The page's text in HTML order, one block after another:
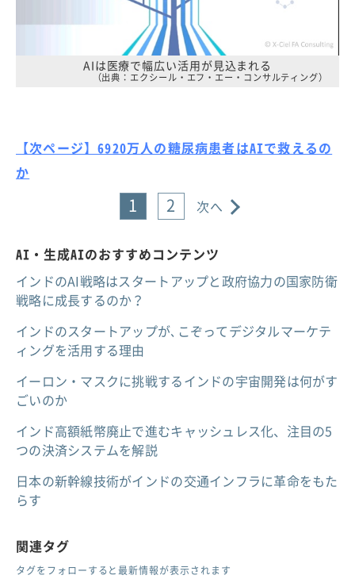
AIは医療で幅広い活用が見込まれる
（出典：エクシール・エフ・エー・コンサルティング）
【次ページ】6920万人の糖尿病患者はAIで救えるの
か
1 2 次へ
AI・生成AIのおすすめコンテンツ
インドのAI戦略はスタートアップと政府協力の国家防衛
戦略に成長するのか？
インドのスタートアップが､こぞってデジタルマーケテ
ィングを活用する理由
イーロン・マスクに挑戦するインドの宇宙開発は何がす
ごいのか
インド高額紙幣廃止で進むキャッシュレス化、注目の5
つの決済システムを解説
日本の新幹線技術がインドの交通インフラに革命をもた
らす
関連タグ
タグをフォローすると最新情報が表示されます